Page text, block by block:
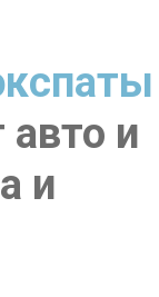
и
и